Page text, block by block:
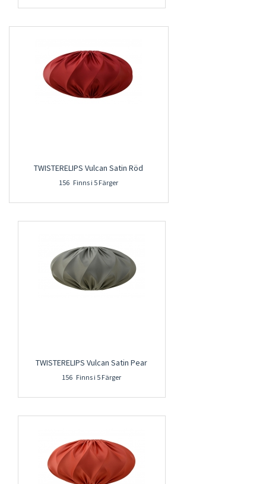
TWISTERELIPS Vulcan Satin Röd
156 Finns i 5 Färger
TWISTERELIPS Vulcan Satin Pear
156 Finns i 5 Färger